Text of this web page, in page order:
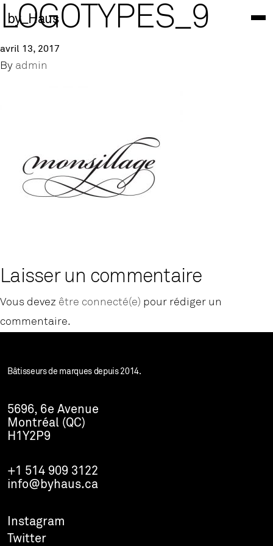
by_Haus
LOGOTYPES_9
avril 13, 2017
By admin
Laisser un commentaire
Vous devez être connecté(e) pour rédiger un
commentaire.
Bâtisseurs de marques depuis 2014.
5696, 6e Avenue
Montréal (QC)
H1Y2P9
+1 514 909 3122
info@byhaus.ca
Instagram
Twitter